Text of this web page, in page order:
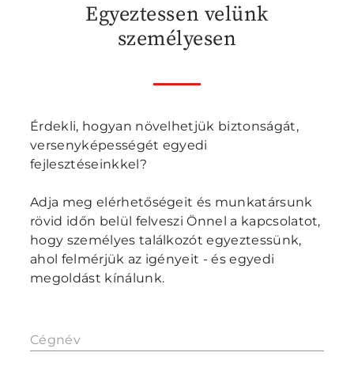
Egyeztessen velünk
személyesen
Érdekli, hogyan növelhetjük biztonságát,
versenyképességét egyedi
fejlesztéseinkkel?
Adja meg elérhetőségeit és munkatársunk
rövid időn belül felveszi Önnel a kapcsolatot,
hogy személyes találkozót egyeztessünk,
ahol felmérjük az igényeit - és egyedi
megoldást kínálunk.
Cégnév